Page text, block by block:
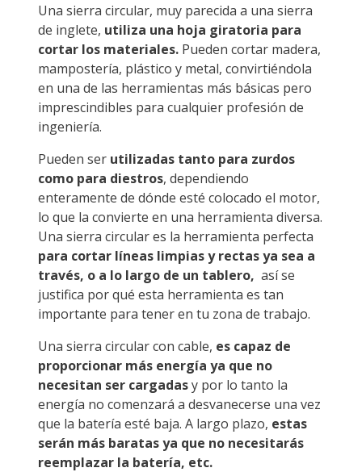
Una sierra circular, muy parecida a una sierra
de inglete, utiliza una hoja giratoria para
cortar los materiales. Pueden cortar madera,
mampostería, plástico y metal, convirtiéndola
en una de las herramientas más básicas pero
imprescindibles para cualquier profesión de
ingeniería.
Pueden ser utilizadas tanto para zurdos
como para diestros, dependiendo
enteramente de dónde esté colocado el motor,
lo que la convierte en una herramienta diversa.
Una sierra circular es la herramienta perfecta
para cortar líneas limpias y rectas ya sea a
través, o a lo largo de un tablero, así se
justifica por qué esta herramienta es tan
importante para tener en tu zona de trabajo.
Una sierra circular con cable, es capaz de
proporcionar más energía ya que no
necesitan ser cargadasy por lo tanto la
energía no comenzará a desvanecerse una vez
que la batería esté baja. A largo plazo, estas
serán más baratas ya que no necesitarás
reemplazar la batería, etc.